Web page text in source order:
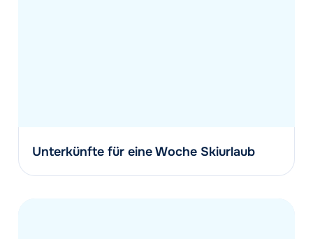
Unterkünfte für eine Woche Skiurlaub